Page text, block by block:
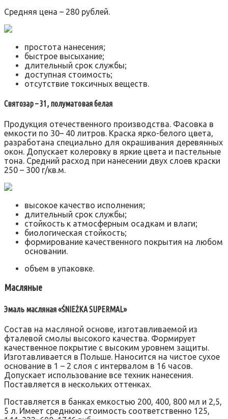
Средняя цена – 280 рублей.
простота нанесения;
быстрое высыхание;
длительный срок службы;
доступная стоимость;
отсутствие токсичных веществ.
Святозар – 31, полуматовая белая
Продукция отечественного производства. Фасовка в
емкости по 30– 40 литров. Краска ярко-белого цвета,
разработана специально для окрашивания деревянных
окон. Допускает колеровку в яркие цвета и пастельные
тона. Средний расход при нанесении двух слоев краски
250 – 300 г/кв.м.
высокое качество исполнения;
длительный срок службы;
стойкость к атмосферным осадкам и влаги;
биологическая стойкость;
формирование качественного покрытия на любом
основании.
объем в упаковке.
Масляные
Эмаль масляная «ŚNIEŻKA SUPERMAL»
Состав на масляной основе, изготавливаемой из
фталевой смолы высокого качества. Формирует
качественное покрытие с высоким уровнем защиты.
Изготавливается в Польше. Наносится на чистое сухое
основание в 1 – 2 слоя с интервалом в 16 часов.
Допускает использование все техник нанесения.
Поставляется в нескольких оттенках.
Поставляется в банках емкостью 200, 400, 800 мл и 2,5,
5 л. Имеет среднюю стоимость соответственно 125,